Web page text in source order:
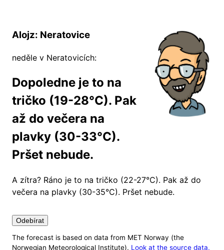
Alojz: Neratovice
neděle v Neratovicích:
Dopoledne je to na
tričko (19-28°C). Pak
až do večera na
plavky (30-33°C).
Pršet nebude.
A zítra? Ráno je to na tričko (22-27°C). Pak až do
večera na plavky (30-35°C). Pršet nebude.
Odebírat
Nastavení
The forecast is based on data from MET Norway (the
Norwegian Meteorological Institute). Look at the source data.